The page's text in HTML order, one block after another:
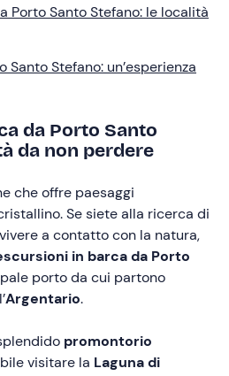
Porto Santo Stefano: le località
Stefano: un’esperienza
da Porto Santo
da non perdere
che offre paesaggi
Se siete alla ricerca di
a contatto con la natura,
in barca da Porto
porto da cui partono
Argentario.
promontorio
visitare la Laguna di